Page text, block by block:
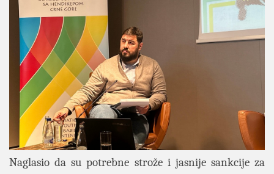
Naglasio da su potrebne strože i jasnije sankcije za